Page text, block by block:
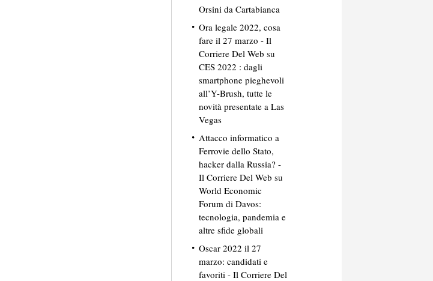
Orsini da Cartabianca
Ora legale 2022, cosa
fare il 27 marzo - Il
Corriere Del Web su
CES 2022 : dagli
smartphone pieghevoli
all’Y-Brush, tutte le
novità presentate a Las
Vegas
Attacco informatico a
Ferrovie dello Stato,
hacker dalla Russia? -
Il Corriere Del Web su
World Economic
Forum di Davos:
tecnologia, pandemia e
altre sfide globali
Oscar 2022 il 27
marzo: candidati e
favoriti - Il Corriere Del